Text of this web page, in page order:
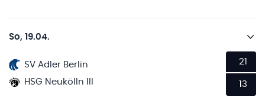
So, 19.04.
SV Adler Berlin
HSG Neukölln III
21
13